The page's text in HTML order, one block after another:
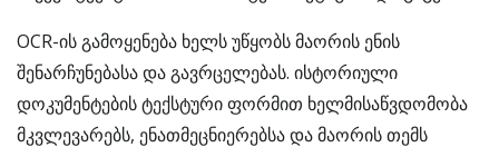
OCR-ის გამოყენება ხელს უწყობს მაორის ენის
შენარჩუნებასა და გავრცელებას. ისტორიული
დოკუმენტების ტექსტური ფორმით ხელმისაწვდომობა
მკვლევარებს, ენათმეცნიერებსა და მაორის თემს